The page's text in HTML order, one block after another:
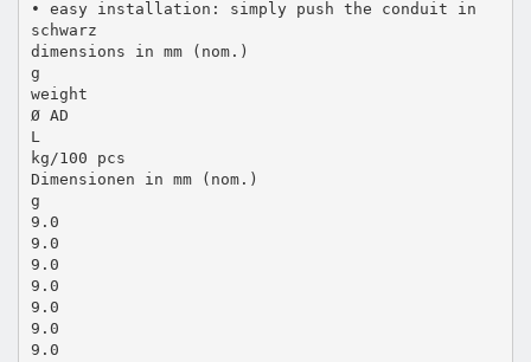
• easy installation: simply push the conduit in
schwarz
dimensions in mm (nom.)
g
weight
Ø AD
L
kg/100 pcs
Dimensionen in mm (nom.)
g
9.0
9.0
9.0
9.0
9.0
9.0
9.0